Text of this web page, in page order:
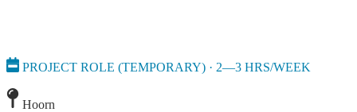
PROJECT ROLE (TEMPORARY) · 2—3 HRS/WEEK
Hoorn